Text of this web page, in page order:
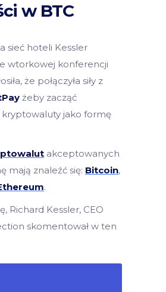
w BTC
sieć hoteli Kessler
wtorkowej konferencji
że połączyła siły z
żeby zacząć
jako formę
akceptowanych
mają znaleźć się: Bitcoin,
.
Richard Kessler, CEO
skomentował w ten